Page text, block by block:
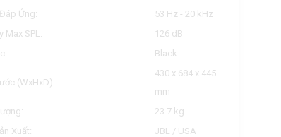
Ứng:
53 Hz - 20 kHz
Max SPL:
126 dB
Black
(WxHxD):
430 x 684 x 445
mm
23.7 kg
Xuất:
JBL / USA